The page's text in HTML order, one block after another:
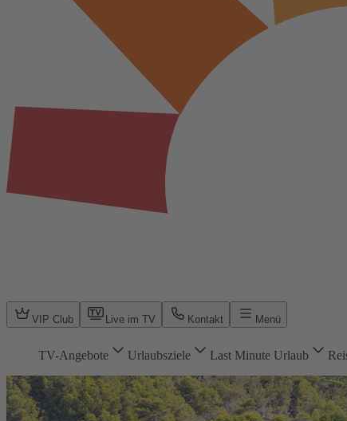
VIP Club Live im TV Kontakt Menü
TV-Angebote Urlaubsziele Last Minute Urlaub